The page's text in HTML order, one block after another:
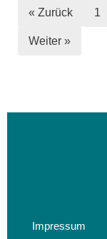
« Zurück 1
Weiter »
Impressum